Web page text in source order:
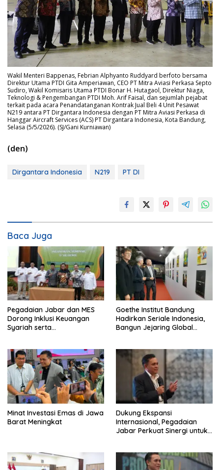
Wakil Menteri Bappenas, Febrian Alphyanto Ruddyard berfoto bersama
Direktur Utama PTDI Gita Amperiawan, CEO PT Mitra Aviasi Perkasa Septo
Sudiro, Wakil Komisaris Utama PTDI Bonar H. Hutagaol, Direktur Niaga,
Teknologi & Pengembangan PTDI Moh. Arif Faisal, dan sejumlah pejabat
terkait pada acara Penandatanganan Kontrak Jual Beli 4 Unit Pesawat
N219 antara PT Dirgantara Indonesia dengan PT Mitra Aviasi Perkasa di
Hanggar Aircraft Services (ACS) PT Dirgantara Indonesia, Kota Bandung,
Selasa (5/5/2026). (SJ/Gani Kurniawan)
(den)
Dirgantara Indonesia N219 PT DI
Baca Juga
Pegadaian Jabar dan MES
Dorong Inklusi Keuangan
Syariah serta
Goethe Institut Bandung
Hadirkan Seriale Indonesia,
Bangun Jejaring Global
Minat Investasi Emas di Jawa
Barat Meningkat
Dukung Ekspansi
Internasional, Pegadaian
Jabar Perkuat Sinergi untuk